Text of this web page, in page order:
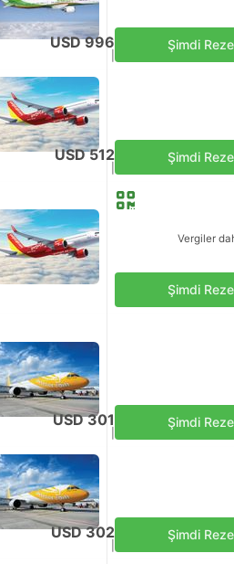
USD 996
Vergiler dahil
Her bir yetişkin
Şimdi
USD 512
Vergiler dahil
Her bir yetişkin
Şimdi
Vergiler
Şimdi
USD 301
Vergiler dahil
Her bir yetişkin
Şimdi
USD 302
Vergiler dahil
Her bir yetişkin
Şimdi